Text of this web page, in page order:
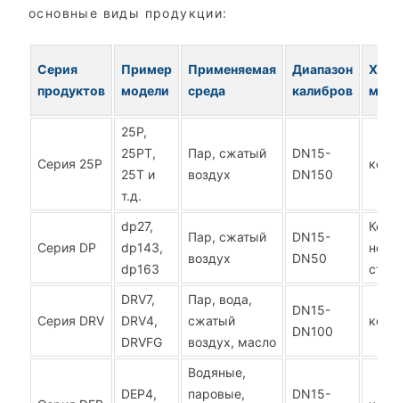
основные виды продукции:
Серия
продуктов
Пример
модели
Применяемая
среда
Диапазон
калибров
Серия 25P
25P,
25PT,
25T и
т.д.
Пар, сжатый
воздух
DN15-
DN150
Серия DP
dp27,
dp143,
dp163
Пар, сжатый
воздух
DN15-
DN50
Серия DRV
DRV7,
DRV4,
DRVFG
Пар, вода,
сжатый
воздух, масло
DN15-
DN100
DEP4,
Водяные,
паровые,
DN15-